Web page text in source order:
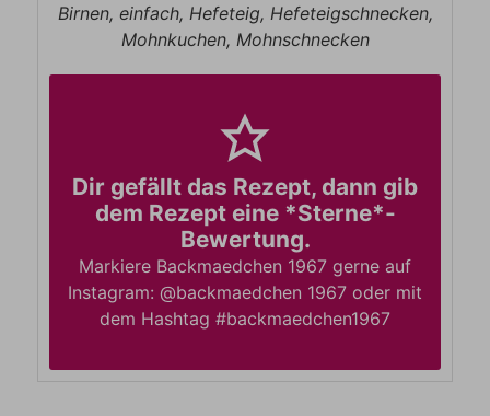
Birnen, einfach, Hefeteig, Hefeteigschnecken,
Mohnkuchen, Mohnschnecken
Dir gefällt das Rezept, dann gib
dem Rezept eine *Sterne*-
Bewertung.
Markiere Backmaedchen 1967 gerne auf
Instagram: @backmaedchen 1967 oder mit
dem Hashtag #backmaedchen1967